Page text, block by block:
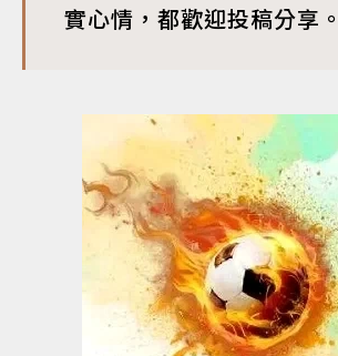
實心情，都歡迎投稿分享。